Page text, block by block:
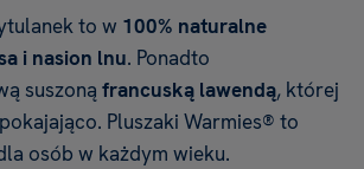
to w 100% naturalne
i nasion lnu. Ponadto
suszoną francuską lawendą, której
Pluszaki Warmies® to
osób w każdym wieku.